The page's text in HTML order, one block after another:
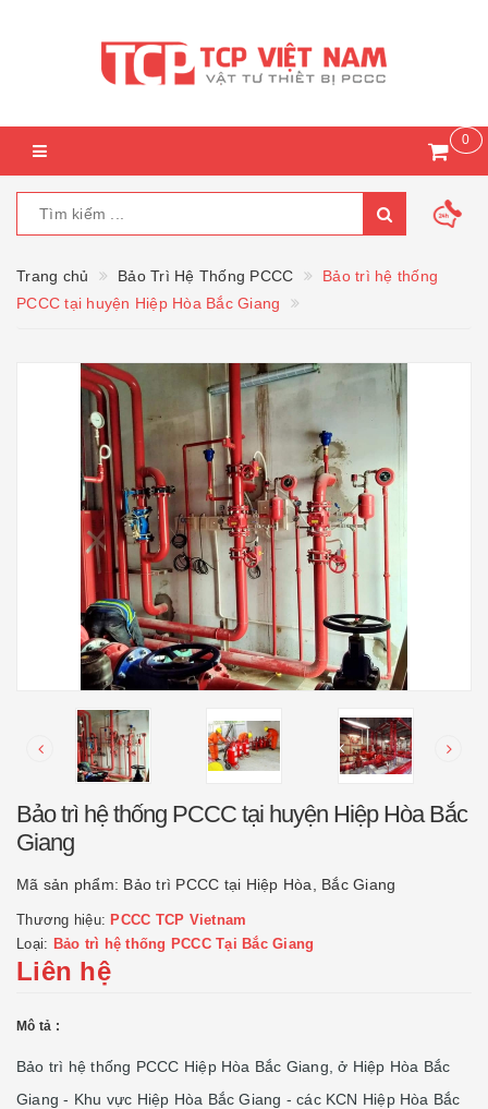
0
Trang chủ Bảo Trì Hệ Thống PCCC
Bảo trì hệ thống
PCCC tại huyện Hiệp Hòa Bắc Giang
Bảo trì hệ thống PCCC tại huyện Hiệp Hòa Bắc
Giang
Mã sản phẩm: Bảo trì PCCC tại Hiệp Hòa, Bắc Giang
Thương hiệu: PCCC TCP Vietnam
Loại: Bảo trì hệ thống PCCC Tại Bắc Giang
Liên hệ
Mô tả :
Bảo trì hệ thống PCCC Hiệp Hòa Bắc Giang, ở Hiệp Hòa Bắc
Giang - Khu vực Hiệp Hòa Bắc Giang - các KCN Hiệp Hòa Bắc